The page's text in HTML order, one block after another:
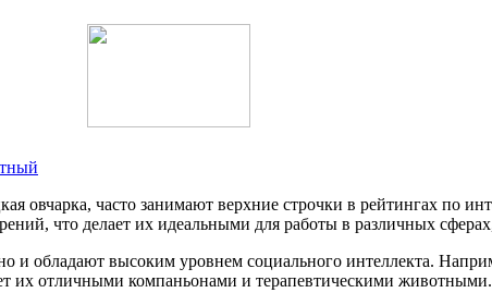
овчарка, часто занимают верхние строчки в рейтингах по
что делает их идеальными для работы в различных
и обладают высоким уровнем социального интеллекта.
их отличными компаньонами и терапевтическими животными.